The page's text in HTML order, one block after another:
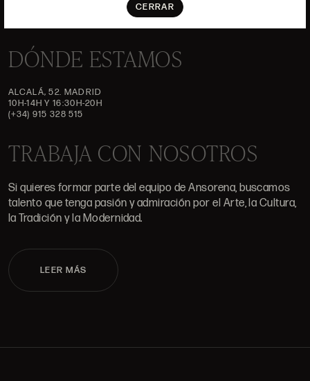
CERRAR
DÓNDE ESTAMOS
ALCALÁ, 52. MADRID
10H-14H Y 16:30H-20H
(+34) 915 328 515
TRABAJA CON NOSOTROS
Si quieres formar parte del equipo de Ansorena, buscamos
talento que tenga pasión y admiración por el Arte, la Cultura,
la Tradición y la Modernidad.
LEER MÁS